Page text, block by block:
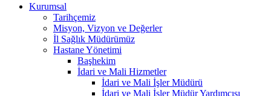
Kurumsal
Tarihçemiz
Misyon, Vizyon ve Değerler
İl Sağlık Müdürümüz
Hastane Yönetimi
Başhekim
İdari ve Mali Hizmetler
İdari ve Mali İşler Müdürü
İdari ve Mali İşler Müdür Yardımcısı